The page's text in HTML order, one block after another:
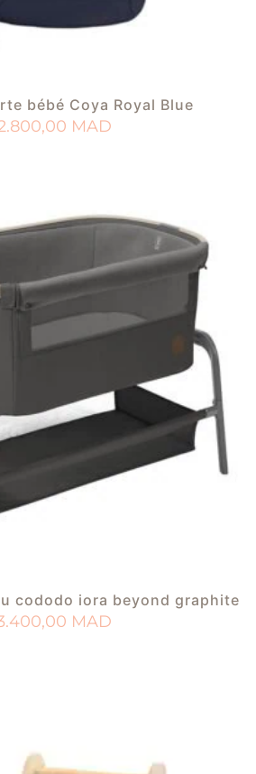
bébé Coya Royal Blue
MAD
cododo iora beyond graphite
MAD